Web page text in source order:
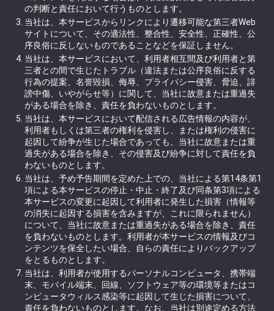
の判断と責任において行うものとします。
当社は、本サービスからリンクにより遷移可能な第三者Web
サイトについて、その適法性、整合性、安全性、正確性、公
序良俗に反しないものであることなどを保証しません。
当社は、本サービスにおいて、利用者相互間及び利用者と第
三者との間で生じたトラブル（違法または公序良俗に反する
行為の提案、名誉毀損、侮辱、プライバシー侵害、脅迫、誹
謗中傷、いやがらせ等）に関して、当社に故意または重過失
がある場合を除き、責任を負わないものとします。
当社は、本サービスにおいて配信される広告情報の内容が、
利用者もしくは第三者の権利を侵害し、または権利の侵害に
起因して紛争が生じた場合であっても、当社に故意または重
過失がある場合を除き、その侵害及び紛争に対して責任を負
わないものとします。
当社は、予め予告期間を定めた上での、当社による第14条第1
項による本サービスの停止・中止・終了及び同条第3項による
本サービスの変更に起因して利用者に発生した損害（情報等
の消失に起因する損害を含みますが、これに限られません）
について、当社に故意または重過失がある場合を除き、責任
を負わないものとします。利用者が本サービスの情報及びコ
ンテンツを保全したい場合、自らの責任によりバックアップ
をとるものとします。
当社は、利用者が使用するパーソナルコンピュータ、携帯端
末、モバイル端末、回線、ソフトウェア等の環境等またはコ
ンピュータウィルス感染等に起因して生じた損害について、
責任を負わないものとします。なお、当社は別途定める方法